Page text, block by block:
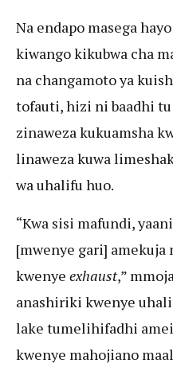
Na endapo masega
kiwango kikubwa cha
na changamoto ya
tofauti, hizi ni baadhi
zinaweza kukuamsha
linaweza kuwa
wa uhalifu huo.
“Kwa sisi mafundi,
[mwenye gari] amekuja
kwenye exhaust,”
anashiriki kwenye
lake tumelihifadhi
kwenye mahojiano